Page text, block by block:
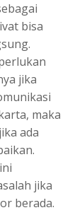
bisa
jika
maka
ada
jika
berada.